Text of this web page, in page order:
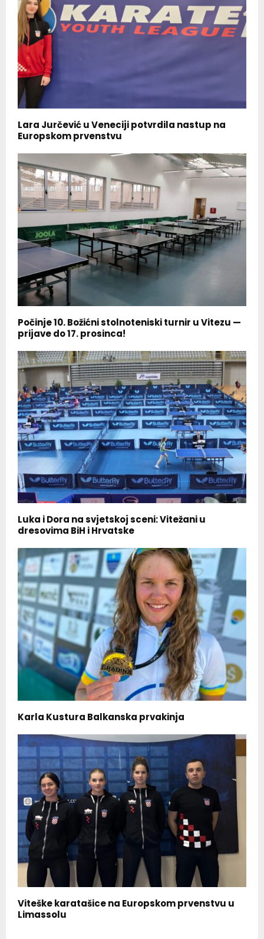
Lara Jurčević u Veneciji potvrdila nastup na
Europskom prvenstvu
Počinje 10. Božićni stolnoteniski turnir u Vitezu —
prijave do 17. prosinca!
Luka i Dora na svjetskoj sceni: Vitežani u
dresovima BiH i Hrvatske
Karla Kustura Balkanska prvakinja
Viteške karatašice na Europskom prvenstvu u
Limassolu